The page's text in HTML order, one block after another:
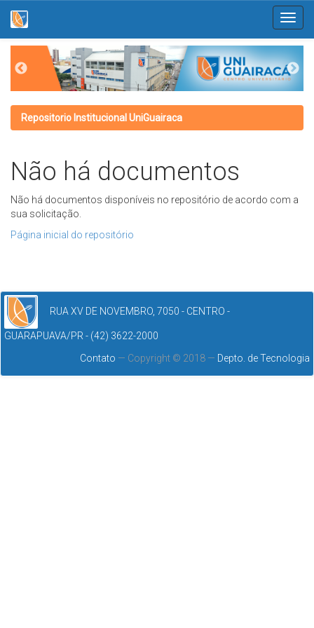
navigation
Repositorio Institucional UniGuairaca
Não há documentos
Não há documentos disponíveis no repositório de acordo com a
sua solicitação.
Página inicial do repositório
RUA XV DE NOVEMBRO, 7050 - CENTRO -
GUARAPUAVA/PR - (42) 3622-2000
Contato — Copyright © 2018 — Depto. de Tecnologia